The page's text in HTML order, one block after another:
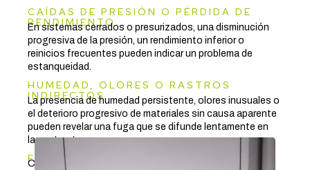
CAÍDAS DE PRESIÓN O PÉRDIDA DE
RENDIMIENTO
En sistemas cerrados o presurizados, una disminución
progresiva de la presión, un rendimiento inferior o
reinicios frecuentes pueden indicar un problema de
estanqueidad.
HUMEDAD, OLORES O RASTROS
INDIRECTOS
La presencia de humedad persistente, olores inusuales o
el deterioro progresivo de materiales sin causa aparente
pueden revelar una fuga que se difunde lentamente en
las estructuras.
FALLOS REPETIDOS O INEXPLICABLES
Cuando se producen averías recurrentes sin una causa